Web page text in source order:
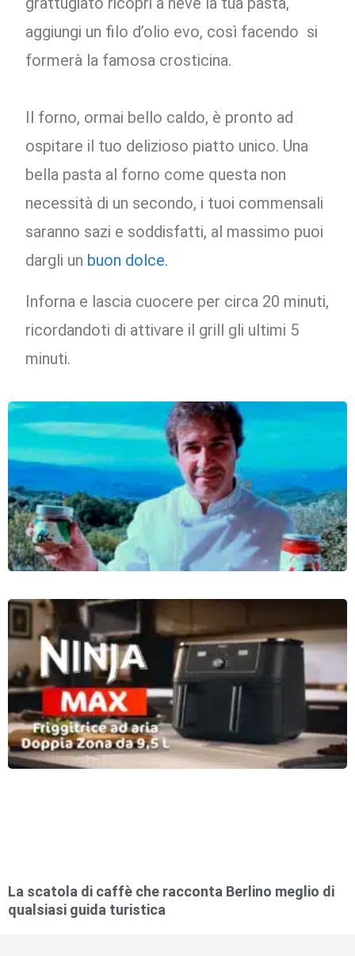
aggiungi un filo d’olio evo, così facendo si
formerà la famosa crosticina.
Il forno, ormai bello caldo, è pronto ad
ospitare il tuo delizioso piatto unico. Una
bella pasta al forno come questa non
necessità di un secondo, i tuoi commensali
saranno sazi e soddisfatti, al massimo puoi
dargli un buon dolce.
Inforna e lascia cuocere per circa 20 minuti,
ricordandoti di attivare il grill gli ultimi 5
minuti.
La scatola di caffè che racconta Berlino meglio di
qualsiasi guida turistica